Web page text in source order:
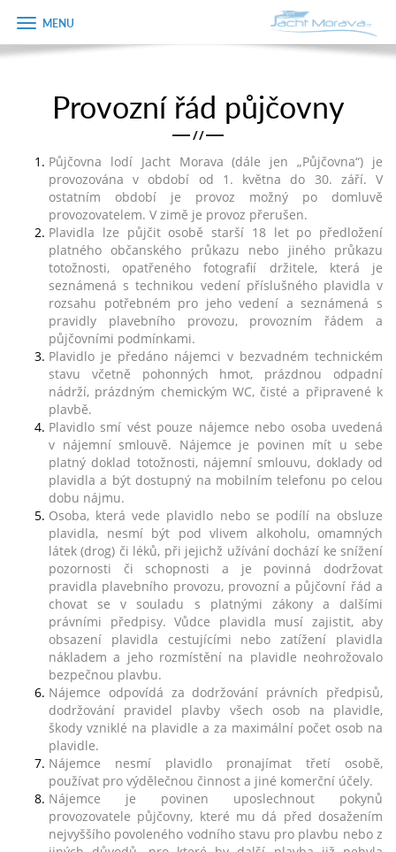
Úvodní strana
Plán plavby
Tipy na výlet
Fotogalerie
Kontakt
PRODEJ LODÍ
Zobrazit
menu
Provozní řád půjčovny
/ /
Půjčovna lodí Jacht Morava (dále jen „Půjčovna“) je
provozována v období od 1. května do 30. září. V
ostatním období je provoz možný po domluvě
provozovatelem. V zimě je provoz přerušen.
Plavidla lze půjčit osobě starší 18 let po předložení
platného občanského průkazu nebo jiného průkazu
totožnosti, opatřeného fotografií držitele, která je
seznámená s technikou vedení příslušného plavidla v
rozsahu potřebném pro jeho vedení a seznámená s
pravidly plavebního provozu, provozním řádem a
půjčovními podmínkami.
Plavidlo je předáno nájemci v bezvadném technickém
stavu včetně pohonných hmot, prázdnou odpadní
nádrží, prázdným chemickým WC, čisté a připravené k
plavbě.
Plavidlo smí vést pouze nájemce nebo osoba uvedená
v nájemní smlouvě. Nájemce je povinen mít u sebe
platný doklad totožnosti, nájemní smlouvu, doklady od
plavidla a být dostupný na mobilním telefonu po celou
dobu nájmu.
Osoba, která vede plavidlo nebo se podílí na obsluze
plavidla, nesmí být pod vlivem alkoholu, omamných
látek (drog) či léků, při jejichž užívání dochází ke snížení
pozornosti či schopnosti a je povinná dodržovat
pravidla plavebního provozu, provozní a půjčovní řád a
chovat se v souladu s platnými zákony a dalšími
právními předpisy. Vůdce plavidla musí zajistit, aby
obsazení plavidla cestujícími nebo zatížení plavidla
nákladem a jeho rozmístění na plavidle neohrožovalo
bezpečnou plavbu.
Nájemce odpovídá za dodržování právních předpisů,
dodržování pravidel plavby všech osob na plavidle,
škody vzniklé na plavidle a za maximální počet osob na
plavidle.
Nájemce nesmí plavidlo pronajímat třetí osobě,
používat pro výdělečnou činnost a jiné komerční účely.
Nájemce je povinen uposlechnout pokynů
provozovatele půjčovny, které mu dá před dosažením
nejvyššího povoleného vodního stavu pro plavbu nebo z
Objednávka
dárkového
Jméno
Telefon
E-mail
Varianta
Poznámka
odeslání
objednávky
Vám
bude
kupón
obratem
zaslán
mail.
Platební
doručovací
informace
vyřídíme
klidu
po
objednávce
e-
mailem.